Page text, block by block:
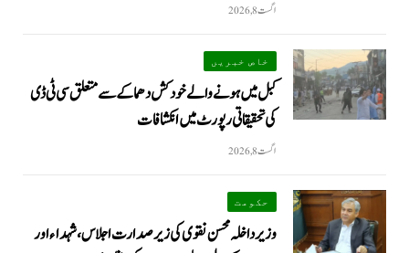
اگست 8, 2026
خاص خبریں
کبل میں ہونے والے خودکش دھماکے سے متعلق سی ٹی ڈی
کی تحقیقاتی رپورٹ میں انکشافات
اگست 8, 2026
حکومت
وزیرداخلہ محسن نقوی کی زیر صدارت اجلاس، شہداء اور